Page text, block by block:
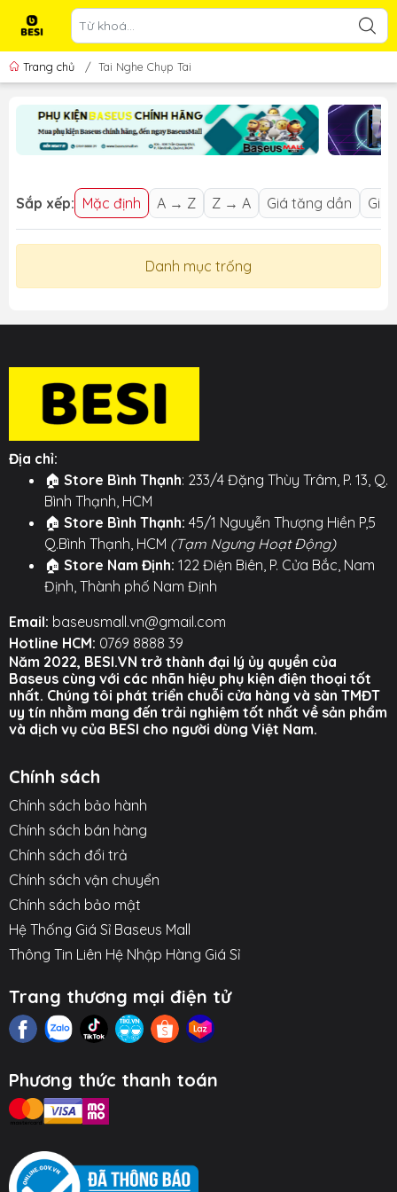
Trang chủ / Tai Nghe Chụp Tai
Sắp xếp: Mặc định A → Z Z → A Giá tăng dần Giá
Danh mục trống
Địa chỉ:
🏠 Store Bình Thạnh: 233/4 Đặng Thùy Trâm, P. 13, Q.
Bình Thạnh, HCM
🏠 Store Bình Thạnh: 45/1 Nguyễn Thượng Hiền P,5
Q.Bình Thạnh, HCM (Tạm Ngưng Hoạt Động)
🏠 Store Nam Định: 122 Điện Biên, P. Cửa Bắc, Nam
Định, Thành phố Nam Định
Email: baseusmall.vn@gmail.com
Hotline HCM: 0769 8888 39
Năm 2022, BESI.VN trở thành đại lý ủy quyền của
Baseus cùng với các nhãn hiệu phụ kiện điện thoại tốt
nhất. Chúng tôi phát triển chuỗi cửa hàng và sàn TMĐT
uy tín nhằm mang đến trải nghiệm tốt nhất về sản phẩm
và dịch vụ của BESI cho người dùng Việt Nam.
Chính sách
Chính sách bảo hành
Chính sách bán hàng
Chính sách đổi trả
Chính sách vận chuyển
Chính sách bảo mật
Hệ Thống Giá Sỉ Baseus Mall
Thông Tin Liên Hệ Nhập Hàng Giá Sỉ
Trang thương mại điện tử
Phương thức thanh toán